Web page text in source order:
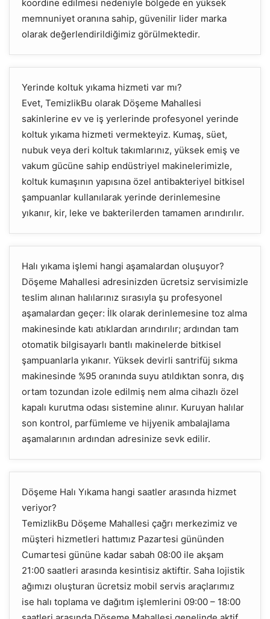
koordine edilmesi nedeniyle bölgede en yüksek
memnuniyet oranına sahip, güvenilir lider marka
olarak değerlendirildiğimiz görülmektedir.
Yerinde koltuk yıkama hizmeti var mı?
Evet, TemizlikBu olarak Döşeme Mahallesi
sakinlerine ev ve iş yerlerinde profesyonel yerinde
koltuk yıkama hizmeti vermekteyiz. Kumaş, süet,
nubuk veya deri koltuk takımlarınız, yüksek emiş ve
vakum gücüne sahip endüstriyel makinelerimizle,
koltuk kumaşının yapısına özel antibakteriyel bitkisel
şampuanlar kullanılarak yerinde derinlemesine
yıkanır, kir, leke ve bakterilerden tamamen arındırılır.
Halı yıkama işlemi hangi aşamalardan oluşuyor?
Döşeme Mahallesi adresinizden ücretsiz servisimizle
teslim alınan halılarınız sırasıyla şu profesyonel
aşamalardan geçer: İlk olarak derinlemesine toz alma
makinesinde katı atıklardan arındırılır; ardından tam
otomatik bilgisayarlı bantlı makinelerde bitkisel
şampuanlarla yıkanır. Yüksek devirli santrifüj sıkma
makinesinde %95 oranında suyu atıldıktan sonra, dış
ortam tozundan izole edilmiş nem alma cihazlı özel
kapalı kurutma odası sistemine alınır. Kuruyan halılar
son kontrol, parfümleme ve hijyenik ambalajlama
aşamalarının ardından adresinize sevk edilir.
Döşeme Halı Yıkama hangi saatler arasında hizmet
veriyor?
TemizlikBu Döşeme Mahallesi çağrı merkezimiz ve
müşteri hizmetleri hattımız Pazartesi gününden
Cumartesi gününe kadar sabah 08:00 ile akşam
21:00 saatleri arasında kesintisiz aktiftir. Saha lojistik
ağımızı oluşturan ücretsiz mobil servis araçlarımız
ise halı toplama ve dağıtım işlemlerini 09:00 – 18:00